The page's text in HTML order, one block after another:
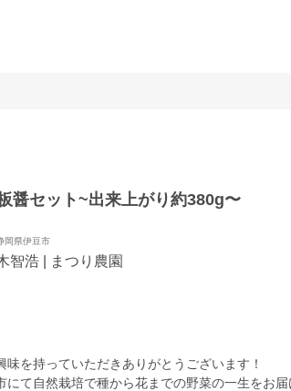
醤セット~出来上がり約380g〜
岡県伊豆市
智浩 | まつり農園
味を持っていただきありがとうございます！
にて自然栽培で種から花までの野菜の一生をお